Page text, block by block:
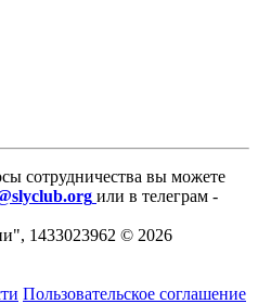
сотрудничества вы можете
или в телеграм -
1433023962 © 2026
Пользовательское соглашение